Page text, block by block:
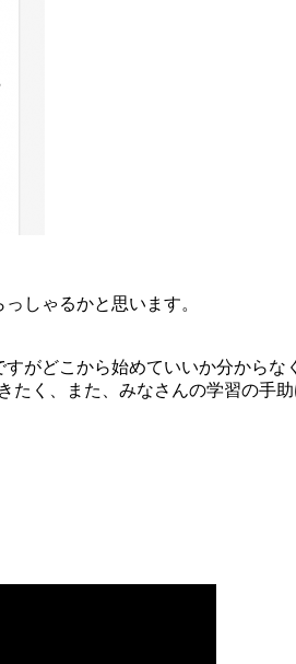
しゃるかと思います。
がどこから始めていいか分からな
く、また、みなさんの学習の手